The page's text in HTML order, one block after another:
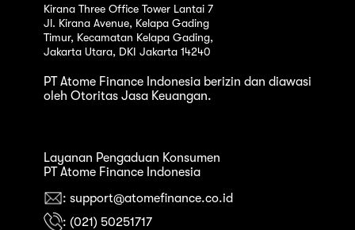
Kirana Three Office Tower Lantai 7
Jl. Kirana Avenue, Kelapa Gading
Timur, Kecamatan Kelapa Gading,
Jakarta Utara, DKI Jakarta 14240
PT Atome Finance Indonesia berizin dan diawasi
oleh Otoritas Jasa Keuangan.
Layanan Pengaduan Konsumen
PT Atome Finance Indonesia
: support@atomefinance.co.id
: (021) 50251717